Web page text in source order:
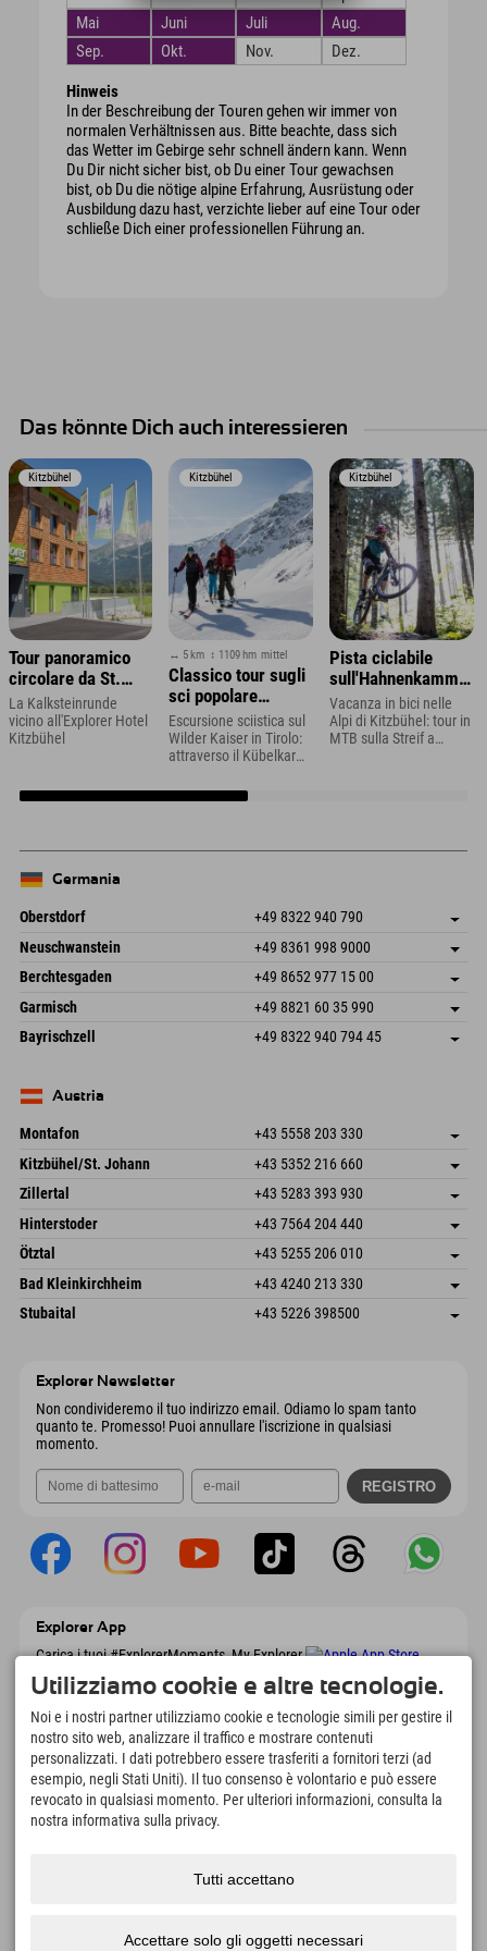
Mai
Juni Juli
Aug.
Sep.
Okt. Nov. Dez.
Hinweis
In der Beschreibung der Touren gehen wir immer von
normalen Verhältnissen aus. Bitte beachte, dass sich
das Wetter im Gebirge sehr schnell ändern kann. Wenn
Du Dir nicht sicher bist, ob Du einer Tour gewachsen
bist, ob Du die nötige alpine Erfahrung, Ausrüstung oder
Ausbildung dazu hast, verzichte lieber auf eine Tour oder
schließe Dich einer professionellen Führung an.
Das könnte Dich auch interessieren
Kitzbühel
Tour panoramico
circolare da St.
Johann
La Kalksteinrunde
vicino all'Explorer Hotel
Kitzbühel
Kitzbühel
↔ 5 km ↕ 1109 hm mittel
Classico tour sugli
sci popolare
all'Ellmauer Tor e
all'Hintere Goinger
Halt
Escursione sciistica sul
Wilder Kaiser in Tirolo:
attraverso il Kübelkar
Kitzbühel
Pista ciclabile
sull'Hahnenkamm a
Kitzbühel
Vacanza in bici nelle
Alpi di Kitzbühel: tour in
MTB sulla Streif a
Germania
Oberstdorf +49 8322 940 790
An der Breitach 3
Germania
Salva indirizzo
Prenotazione
Neuschwanstein +49 8361 998 9000
An der Riese 45
87484 Nesselwang im Allgäu
Germania
Salva indirizzo
Prenotazione
Berchtesgaden +49 8652 977 15 00
Hofreitstr. 7
Germania
Salva indirizzo
Prenotazione
Garmisch +49 8821 60 35 990
Frickenstraße 22
82490 Farchant
Salva indirizzo
Bayrischzell +49 8322 940 794 45
Germania
Austria
Montafon +43 5558 203 330
Dorfstr. 127b
6793 Gaschurn/Montafon
Austria
Salva indirizzo
Prenotazione
Kitzbühel/St. Johann +43 5352 216 660
Speckbacherstraße 87
Austria
Salva indirizzo
Prenotazione
Zillertal +43 5283 393 930
Schmiedau 2
Austria
Salva indirizzo
Prenotazione
Hinterstoder +43 7564 204 440
Freizeitpark 10
Austria
Salva indirizzo
Prenotazione
Ötztal +43 5255 206 010
Gscheat 14
Austria
Salva indirizzo
Prenotazione
Bad Kleinkirchheim +43 4240 213 330
Dorfstraße 24
Salva indirizzo
Stubaital +43 5226 398500
Explorer Newsletter
Non condivideremo il tuo indirizzo email. Odiamo lo spam tanto
quanto te. Promesso! Puoi annullare l'iscrizione in qualsiasi
momento.
Explorer App
Carica i tuoi #ExplorerMoments, My Explorer
lista dei desideri, panoramica dei ristoranti e
molto altro. Scaricalo subito!
È tempo di momenti da esploratore
166
Laghi di montagna e piscine
4.634km
Percorsi per escursionismo
Utilizziamo cookie e altre tecnologie.
Noi e i nostri partner utilizziamo cookie e tecnologie simili per gestire il
nostro sito web, analizzare il traffico e mostrare contenuti
personalizzati. I dati potrebbero essere trasferiti a fornitori terzi (ad
esempio, negli Stati Uniti). Il tuo consenso è volontario e può essere
revocato in qualsiasi momento. Per ulteriori informazioni, consulta la
nostra informativa sulla privacy.
Tutti accettano
Accettare solo gli oggetti necessari